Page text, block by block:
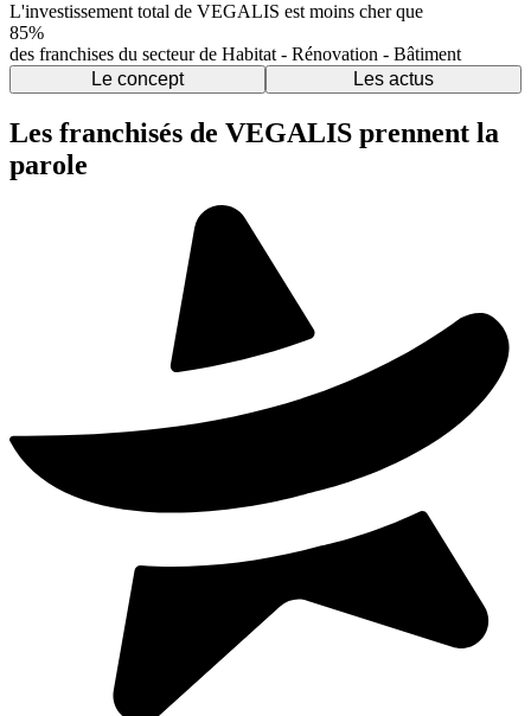
L'investissement total de VEGALIS est moins cher que
85%
des franchises du secteur de Habitat - Rénovation - Bâtiment
Le concept
Les actus
Les franchisés de VEGALIS prennent la
parole